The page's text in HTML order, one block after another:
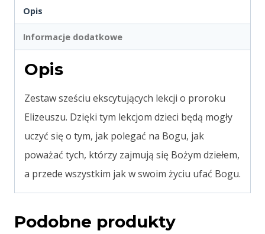
Opis
Informacje dodatkowe
Opis
Zestaw sześciu ekscytujących lekcji o proroku
Elizeuszu. Dzięki tym lekcjom dzieci będą mogły
uczyć się o tym, jak polegać na Bogu, jak
poważać tych, którzy zajmują się Bożym dziełem,
a przede wszystkim jak w swoim życiu ufać Bogu.
Podobne produkty